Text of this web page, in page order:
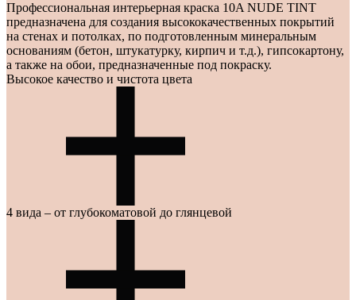
Профессиональная интерьерная краска 10A NUDE TINT
предназначена для создания высококачественных покрытий
на стенах и потолках, по подготовленным минеральным
основаниям (бетон, штукатурку, кирпич и т.д.), гипсокартону,
а также на обои, предназначенные под покраску.
Высокое качество и чистота цвета
В производстве краски Ölsta Architect используется
и особую глубину передачи полутонов.
4 вида – от глубокоматовой до глянцевой